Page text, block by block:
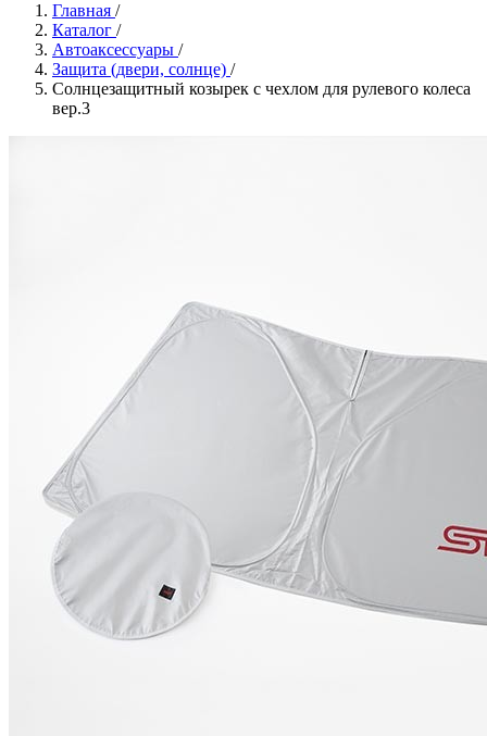
Главная /
Каталог /
Автоаксессуары /
Защита (двери, солнце) /
Солнцезащитный козырек с чехлом для рулевого колеса
вер.3